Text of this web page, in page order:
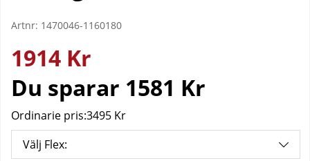
Artnr: 1470046-1160180
1914 Kr
Du sparar 1581 Kr
Ordinarie pris:3495 Kr
Välj Flex: